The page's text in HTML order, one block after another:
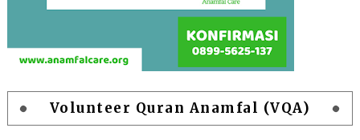
Volunteer Quran Anamfal (VQA)